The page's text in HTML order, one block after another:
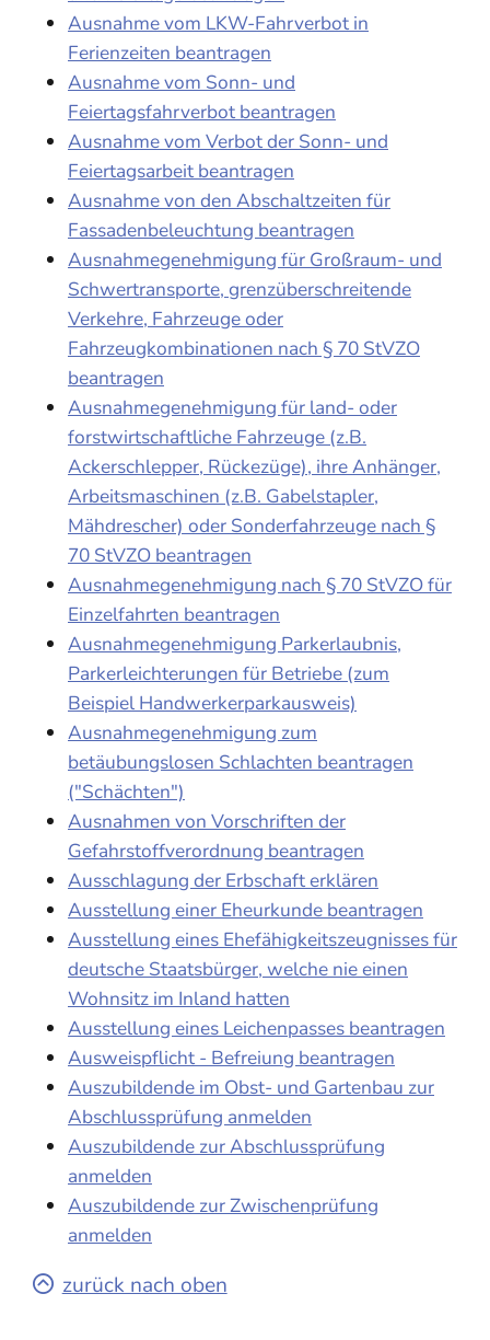
Ausnahme vom LKW-Fahrverbot in
Ferienzeiten beantragen
Ausnahme vom Sonn- und
Feiertagsfahrverbot beantragen
Ausnahme vom Verbot der Sonn- und
Feiertagsarbeit beantragen
Ausnahme von den Abschaltzeiten für
Fassadenbeleuchtung beantragen
Ausnahmegenehmigung für Großraum- und
Schwertransporte, grenzüberschreitende
Verkehre, Fahrzeuge oder
Fahrzeugkombinationen nach § 70 StVZO
beantragen
Ausnahmegenehmigung für land- oder
forstwirtschaftliche Fahrzeuge (z.B.
Ackerschlepper, Rückezüge), ihre Anhänger,
Arbeitsmaschinen (z.B. Gabelstapler,
Mähdrescher) oder Sonderfahrzeuge nach §
70 StVZO beantragen
Ausnahmegenehmigung nach § 70 StVZO für
Einzelfahrten beantragen
Ausnahmegenehmigung Parkerlaubnis,
Parkerleichterungen für Betriebe (zum
Beispiel Handwerkerparkausweis)
Ausnahmegenehmigung zum
betäubungslosen Schlachten beantragen
("Schächten")
Ausnahmen von Vorschriften der
Gefahrstoffverordnung beantragen
Ausschlagung der Erbschaft erklären
Ausstellung einer Eheurkunde beantragen
Ausstellung eines Ehefähigkeitszeugnisses für
deutsche Staatsbürger, welche nie einen
Wohnsitz im Inland hatten
Ausstellung eines Leichenpasses beantragen
Ausweispflicht - Befreiung beantragen
Auszubildende im Obst- und Gartenbau zur
Abschlussprüfung anmelden
Auszubildende zur Abschlussprüfung
anmelden
Auszubildende zur Zwischenprüfung
anmelden
zurück nach oben